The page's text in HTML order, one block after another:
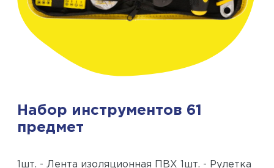
Набор инструментов 61
предмет
1шт. - Лента изоляционная ПВХ 1шт. - Рулетка